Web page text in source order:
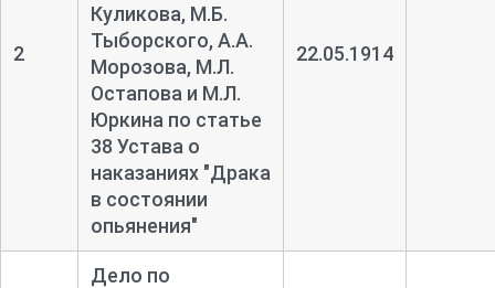
2
Куликова, М.Б.
Тыборского, А.А.
Морозова, М.Л.
Остапова и М.Л.
Юркина по статье
38 Устава о
наказаниях "Драка
в состоянии
опьянения"
22.05.1914
Дело по